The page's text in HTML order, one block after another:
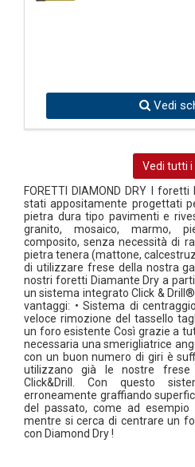
Vedi
Vedi tutti i
FORETTI DIAMOND DRY I
stati appositamente progettati
pietra dura tipo pavimenti e
granito, mosaico, marmo,
composito, senza necessità di
pietra tenera (mattone,
di utilizzare frese della nostra
nostri foretti Diamante Dry a
un sistema integrato Click &
vantaggi: • Sistema di
veloce rimozione del tassello
un foro esistente Così grazie a
necessaria una smerigliatrice
con un buon numero di giri è
utilizzano già le nostre frese
Click&Drill. Con questo
erroneamente graffiando
del passato, come ad
mentre si cerca di centrare un
con Diamond Dry !